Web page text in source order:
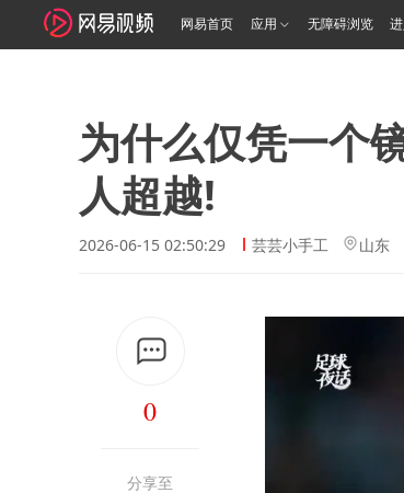
网易首页 应用 无障碍浏览
为什么仅凭一个
人超越!
2026-06-15 02:50:29 芸芸小手工 山东
0
分享至